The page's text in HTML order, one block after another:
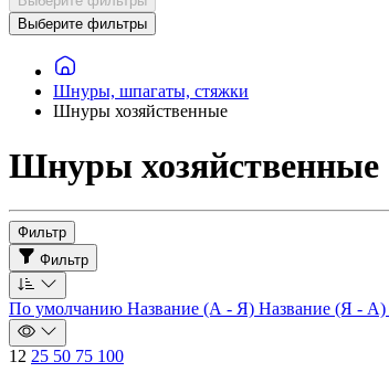
Выберите фильтры
Шнуры, шпагаты, стяжки
Шнуры хозяйственные
Шнуры хозяйственные
Фильтр
Фильтр
По умолчанию Название (А - Я) Название (Я - А)
12 25 50 75 100